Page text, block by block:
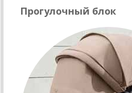
Прогулочный блок